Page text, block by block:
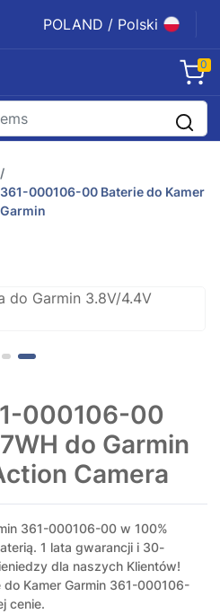
POLAND / Polski
0
361-000106-00 Baterie do Kamer
Garmin
000106-00
do Garmin
Camera
361-000106-00 w 100%
1 lata gwarancji i 30-
dla naszych Klientów!
do Kamer Garmin 361-000106-
cenie.